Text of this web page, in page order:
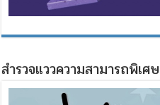
สำรวจแววความสามารถพิเศษ